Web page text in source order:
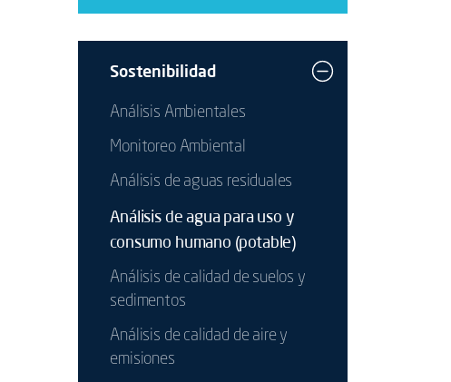
Sostenibilidad
Análisis Ambientales
Monitoreo Ambiental
Análisis de aguas residuales
Análisis de agua para uso y
consumo humano (potable)
Análisis de calidad de suelos y
sedimentos
Análisis de calidad de aire y
emisiones